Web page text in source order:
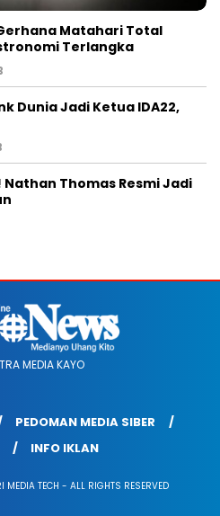
Matahari Total
Terlangka
Dunia Jadi Ketua IDA22,
Thomas Resmi Jadi
MEDIA KAYO
PEDOMAN MEDIA SIBER
INFO IKLAN
TECH - ALL RIGHTS RESERVED